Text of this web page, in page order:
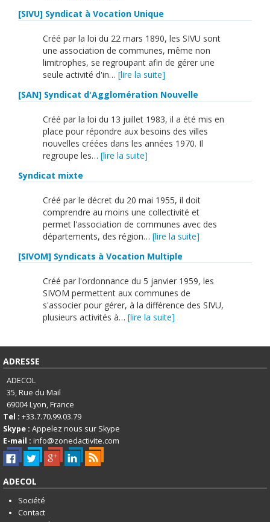
[SIVU] Syndicat à Vocation Unique
Créé par la loi du 22 mars 1890, les SIVU sont
une association de communes, même non
limitrophes, se regroupant afin de gérer une
seule activité d'in… [lire la suite]
[SAN] Syndicat d'Agglomération Nouvelle
Créé par la loi du 13 juillet 1983, il a été mis en
place pour répondre aux besoins des villes
nouvelles créées dans les années 1970. Il
regroupe les… [lire la suite]
Syndicat mixte
Créé par le décret du 20 mai 1955, il doit
comprendre au moins une collectivité et
permet l'association de communes avec des
départements, des région… [lire la suite]
[SIVOM] Syndicats à Vocation Multiple
Créé par l'ordonnance du 5 janvier 1959, les
SIVOM permettent aux communes de
s'associer pour gérer, à la différence des SIVU,
plusieurs activités à… [lire la suite]
ADRESSE
ADECOL
35, Rue du Mail
69004Lyon, France
Tel : +33.7.70.99.03.79
Skype : Appelez nous sur Skype
E-mail : info@zonedactivite.com
ADECOL
Société
Contact